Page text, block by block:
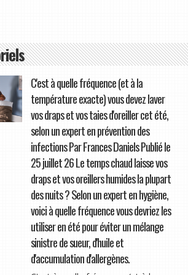
C'est à quelle fréquence (et à la
température exacte) vous devez laver
vos draps et vos taies d'oreiller cet été,
selon un expert en prévention des
infections Par Frances Daniels Publié le
25 juillet 26 Le temps chaud laisse vos
draps et vos oreillers humides la plupart
des nuits ? Selon un expert en hygiène,
voici à quelle fréquence vous devriez les
utiliser en été pour éviter un mélange
sinistre de sueur, d'huile et
d'accumulation d'allergènes.